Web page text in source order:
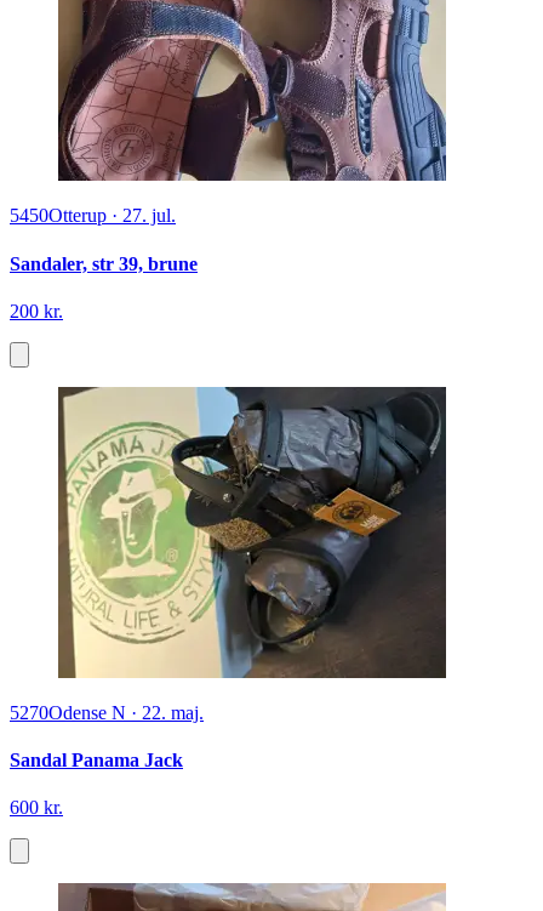
5450Otterup · 27. jul.
Sandaler, str 39, brune
200 kr.
5270Odense N · 22. maj.
Sandal Panama Jack
600 kr.